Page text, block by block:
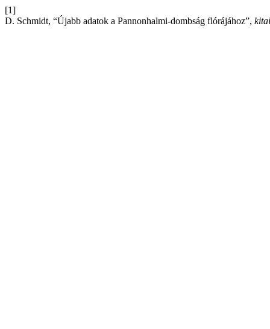
[1]
D. Schmidt, “Újabb adatok a Pannonhalmi-dombság flórájához”,